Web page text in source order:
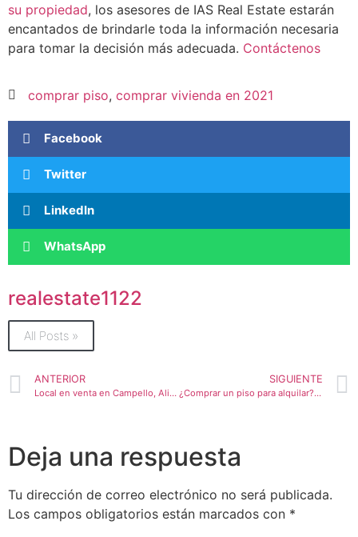
su propiedad, los asesores de IAS Real Estate estarán
encantados de brindarle toda la información necesaria
para tomar la decisión más adecuada. Contáctenos
comprar piso, comprar vivienda en 2021
Facebook
Twitter
LinkedIn
WhatsApp
realestate1122
All Posts »
ANTERIOR
Local en venta en Campello, Alicante
SIGUIENTE
¿Comprar un piso para alquilar? – Claves para saber si es rentable
Deja una respuesta
Tu dirección de correo electrónico no será publicada.
Los campos obligatorios están marcados con *